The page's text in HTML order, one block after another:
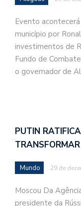
Evento
município por
investimentos de
Fundo de
o governador de
PUTIN
Mundo 29 de
Moscou Da
presidente da